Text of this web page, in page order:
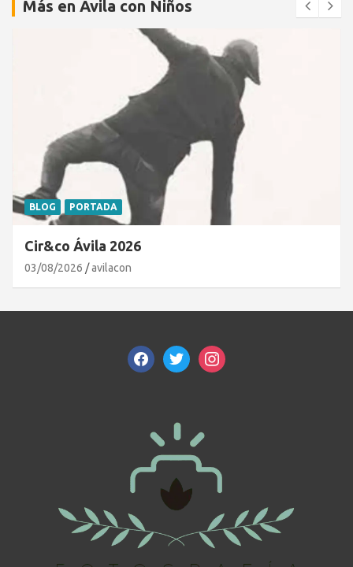
Más en Ávila con Niños
BLOG PORTADA
Cir&co Ávila 2026
03/08/2026 avilacon
facebooktwitterinstagram